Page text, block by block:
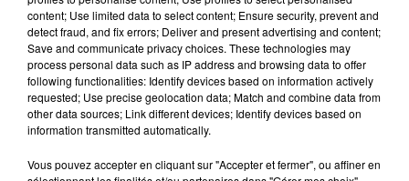
Abandonne
content; Use limited data to select content; Ensure security, prevent and
detect fraud, and fix errors; Deliver and present advertising and content;
Save and communicate privacy choices. These technologies may
process personal data such as IP address and browsing data to offer
following functionalities: Identify devices based on information actively
requested; Use precise geolocation data; Match and combine data from
other data sources; Link different devices; Identify devices based on
information transmitted automatically.
Vous pouvez accepter en cliquant sur "Accepter et fermer", ou affiner en